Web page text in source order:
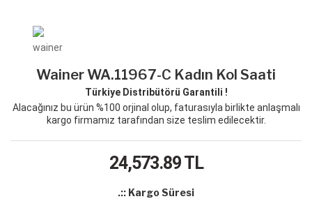
Wainer WA.11967-C Kadın Kol Saati
Türkiye Distribütörü Garantili !
Alacağınız bu ürün %100 orjinal olup, faturasıyla birlikte anlaşmalı
kargo firmamız tarafından size teslim edilecektir.
24,573.89TL
.:: Kargo Süresi